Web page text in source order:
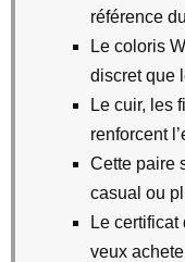
référence
Le coloris
discret que
Le cuir, les
renforcent
Cette paire
casual ou
Le certificat
veux